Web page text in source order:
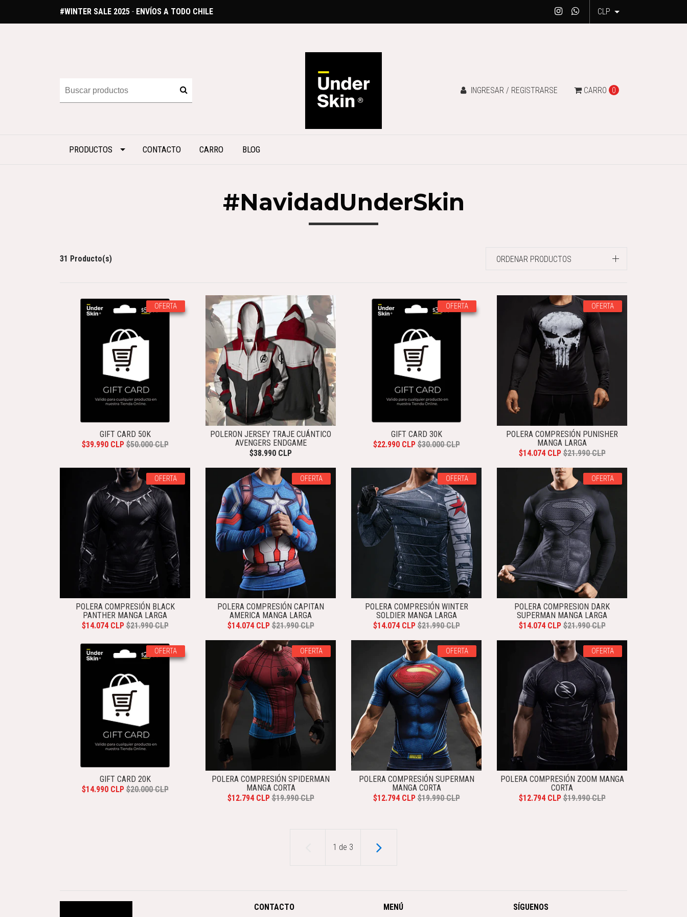
#WINTER SALE 2025 - ENVÍOS A TODO CHILE CLP
CARRO 0
INGRESAR / REGISTRARSE
PRODUCTOS CONTACTO CARRO BLOG
#NavidadUnderSkin
31 Producto(s) ORDENAR PRODUCTOS
OFERTA
GIFT CARD 50K
$39.990 CLP $50.000 CLP
POLERON JERSEY TRAJE CUÁNTICO
AVENGERS ENDGAME
$38.990 CLP
OFERTA
GIFT CARD 30K
$22.990 CLP $30.000 CLP
OFERTA
POLERA COMPRESIÓN PUNISHER
MANGA LARGA
$14.074 CLP $21.990 CLP
OFERTA
POLERA COMPRESIÓN BLACK
PANTHER MANGA LARGA
$14.074 CLP $21.990 CLP
OFERTA
POLERA COMPRESIÓN CAPITAN
AMERICA MANGA LARGA
$14.074 CLP $21.990 CLP
OFERTA
POLERA COMPRESIÓN WINTER
SOLDIER MANGA LARGA
$14.074 CLP $21.990 CLP
OFERTA
POLERA COMPRESION DARK
SUPERMAN MANGA LARGA
$14.074 CLP $21.990 CLP
OFERTA
GIFT CARD 20K
$14.990 CLP $20.000 CLP
OFERTA
POLERA COMPRESIÓN SPIDERMAN
MANGA CORTA
$12.794 CLP $19.990 CLP
OFERTA
POLERA COMPRESIÓN SUPERMAN
MANGA CORTA
$12.794 CLP $19.990 CLP
OFERTA
POLERA COMPRESIÓN ZOOM MANGA
CORTA
$12.794 CLP $19.990 CLP
1 de 3
CONTACTO MENÚ SÍGUENOS